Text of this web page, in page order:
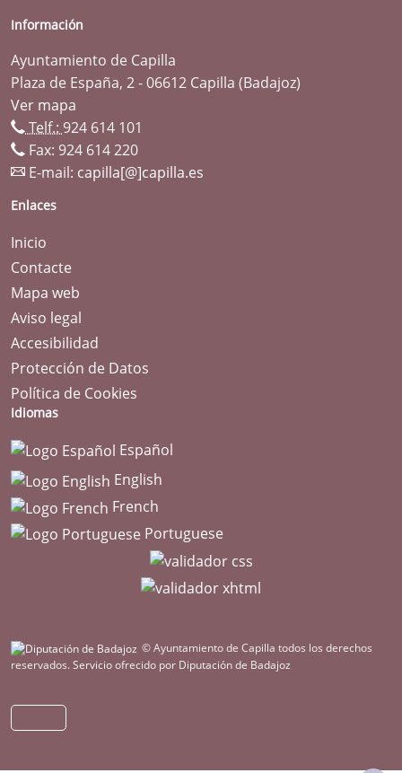
Información
Ayuntamiento de Capilla
Plaza de España, 2 - 06612 Capilla (Badajoz)
Ver mapa
Telf.: 924 614 101
Fax: 924 614 220
E-mail: capilla[@]capilla.es
Enlaces
Inicio
Contacte
Mapa web
Aviso legal
Accesibilidad
Protección de Datos
Política de Cookies
Idiomas
Español
English
French
Portuguese
© Ayuntamiento de Capilla todos los derechos
reservados.Servicio ofrecido por Diputación de Badajoz